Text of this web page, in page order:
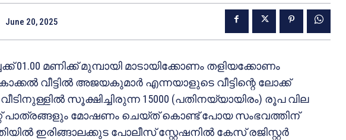
June 20, 2025
01.00 മണിക്ക് മുമ്പായി മാടായിക്കോണം തളിയക്കോണം
വീട്ടിൽ അജയകുമാർ എന്നയാളുടെ വീട്ടിന്റെ ലോക്ക്
സൂക്ഷിച്ചിരുന്ന 15000 (പതിനയ്യായിരം) രൂപ വില
പാത്രങ്ങളും മോഷണം ചെയ്ത് കൊണ്ട് പോയ സംഭവത്തിന്
ഇരിങ്ങാലക്കുട പോലീസ് സ്റ്റേഷനിൽ കേസ് രജിസ്റ്റർ